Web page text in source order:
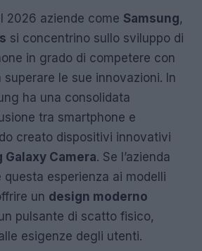
2026 aziende come Samsung,
si concentrino sullo sviluppo di
in grado di competere con
le sue innovazioni. In
ha una consolidata
tra smartphone e
creato dispositivi innovativi
Galaxy Camera. Se l’azienda
esperienza ai modelli
un design moderno
pulsante di scatto fisico,
esigenze degli utenti.